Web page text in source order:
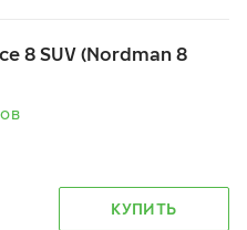
8 SUV (Nordman 8
КУПИТЬ